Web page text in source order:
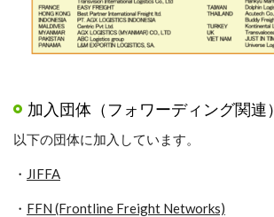
加入団体 （フォワーディング関連）
以下の団体に加入しています。
・ JIFFA
・ FFN (Frontline Freight Networks)